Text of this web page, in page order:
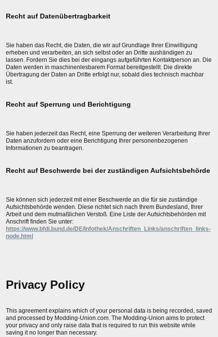
Recht auf Datenübertragbarkeit
Sie haben das Recht, die Daten, die wir auf Grundlage Ihrer Einwilligung
erheben und verarbeiten, an sich selbst oder an Dritte aushändigen zu
lassen. Fordern Sie dies bei der eingangs aufgeführten Kontaktperson an. Die
Daten werden in maschinenlesbarem Format bereitgestellt. Die direkte
Übertragung der Daten an Dritte erfolgt nur, sobald dies technisch machbar
ist.
Recht auf Sperrung und Berichtigung
Sie haben jederzeit das Recht, eine Sperrung der weiteren Verarbeitung Ihrer
Daten anzufordern oder eine Berichtigung Ihrer personenbezogenen
Informationen zu beantragen.
Recht auf Beschwerde bei der zuständigen Aufsichtsbehörde
Sie können sich jederzeit mit einer Beschwerde an die für sie zuständige
Aufsichtsbehörde wenden. Diese richtet sich nach Ihrem Bundesland, Ihrer
Arbeit und dem mutmaßlichen Verstoß. Eine Liste der Aufsichtsbehörden mit
Anschrift finden Sie unter:
https://www.bfdi.bund.de/DE/Infothek/Anschriften_Links/anschriften_links-
node.html
Privacy Policy
This agreement explains which of your personal data is being recorded, saved
and processed by Modding-Union.com. The Modding-Union aims to protect
your privacy and only raise data that is required to run this website while
saving it no longer than necessary.